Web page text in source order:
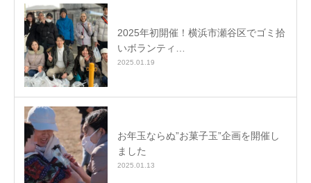
2025年初開催！横浜市瀬谷区でゴミ拾
いボランティ…
2025.01.19
お年玉ならぬ”お菓子玉”企画を開催し
ました
2025.01.13